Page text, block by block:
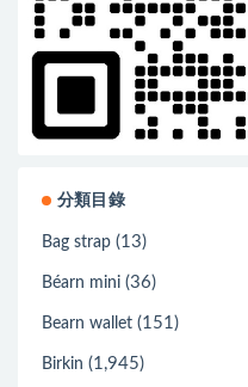
分類目錄
Bag strap (13)
Béarn mini (36)
Bearn wallet (151)
Birkin (1,945)